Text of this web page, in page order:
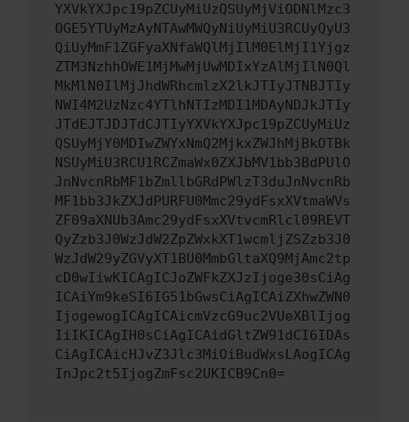
YXVkYXJpc19pZCUyMiUzQSUyMjViODNlMzc3
OGE5YTUyMzAyNTAwMWQyNiUyMiU3RCUyQyU3
QiUyMmF1ZGFyaXNfaWQlMjIlM0ElMjI1Yjgz
ZTM3NzhhOWE1MjMwMjUwMDIxYzAlMjIlN0Ql
MkMlN0IlMjJhdWRhcmlzX2lkJTIyJTNBJTIy
NWI4M2UzNzc4YTlhNTIzMDI1MDAyNDJkJTIy
JTdEJTJDJTdCJTIyYXVkYXJpc19pZCUyMiUz
QSUyMjY0MDIwZWYxNmQ2MjkxZWJhMjBkOTBk
NSUyMiU3RCU1RCZmaWx0ZXJbMV1bb3BdPUlO
JnNvcnRbMF1bZmllbGRdPWlzT3duJnNvcnRb
MF1bb3JkZXJdPURFU0Mmc29ydFsxXVtmaWVs
ZF09aXNUb3Amc29ydFsxXVtvcmRlcl09REVT
QyZzb3J0WzJdW2ZpZWxkXT1wcmljZSZzb3J0
WzJdW29yZGVyXT1BU0MmbGltaXQ9MjAmc2tp
cD0wIiwKICAgICJoZWFkZXJzIjoge30sCiAg
ICAiYm9keSI6IG51bGwsCiAgICAiZXhwZWN0
IjogewogICAgICAicmVzcG9uc2VUeXBlIjog
IiIKICAgIH0sCiAgICAidGltZW91dCI6IDAs
CiAgICAicHJvZ3Jlc3MiOiBudWxsLAogICAg
InJpc2t5IjogZmFsc2UKICB9Cn0=